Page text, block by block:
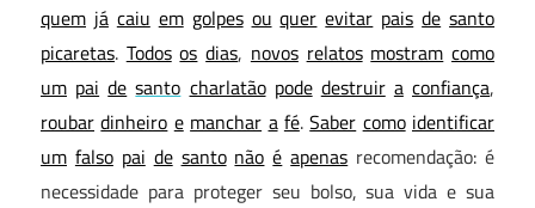
quem já caiu em golpes ou quer evitar pais de santo
picaretas. Todos os dias, novos relatos mostram como
um pai de santo charlatão pode destruir a confiança,
roubar dinheiro e manchar a fé.Saber como identificar
um falso pai de santo não é apenas recomendação: é
necessidade para proteger seu bolso, sua vida e sua